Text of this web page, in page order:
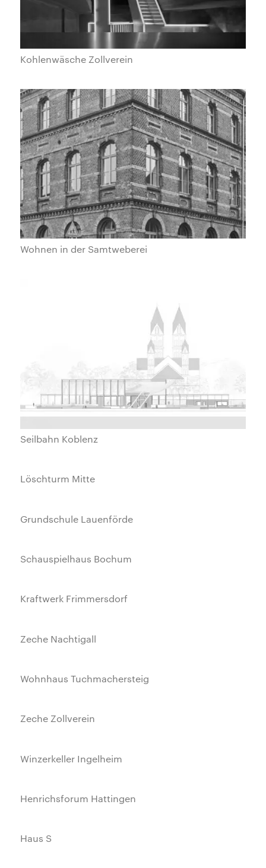
Kohlenwäsche Zollverein
Wohnen in der Samtweberei
Seilbahn Koblenz
Löschturm Mitte
Grundschule Lauenförde
Schauspielhaus Bochum
Kraftwerk Frimmersdorf
Zeche Nachtigall
Wohnhaus Tuchmachersteig
Zeche Zollverein
Winzerkeller Ingelheim
Henrichsforum Hattingen
Haus S